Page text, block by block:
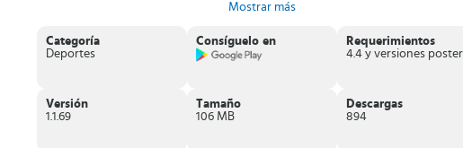
Mostrar más
Categoría
Deportes
Consíguelo en
Requerimientos
Versión
1.1.69
Tamaño
106 MB
Descargas
894